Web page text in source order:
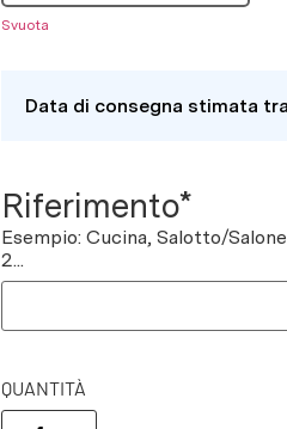
Svuota
Data di consegna stimata
Riferimento*
Esempio: Cucina, Salotto/
2...
QUANTITÀ